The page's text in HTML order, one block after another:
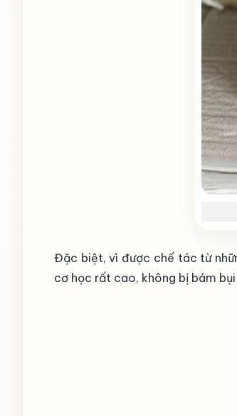
Đặc biệt, vì được chế tác từ
cơ học rất cao, không bị bám bụi